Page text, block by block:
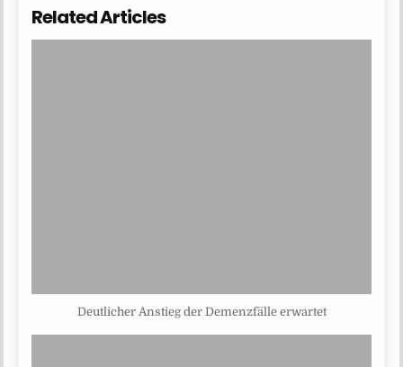
Related Articles
Deutlicher Anstieg der Demenzfälle erwartet